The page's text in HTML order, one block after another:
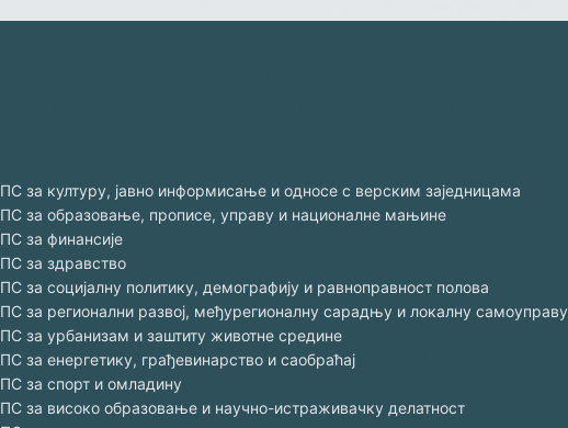
ПС за културу, јавно информисање и односе с верским заједницама
ПС за образовање, прописе, управу и националне мањине
ПС за финансије
ПС за здравство
ПС за социјалну политику, демографију и равноправност полова
ПС за регионални развој, међурегионалну сарадњу и локалну самоуправу
ПС за урбанизам и заштиту животне средине
ПС за енергетику, грађевинарство и саобраћај
ПС за спорт и омладину
ПС за високо образовање и научно-истраживачку делатност